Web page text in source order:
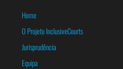
Home
O Projeto InclusiveCourts
Jurisprudência
Equipa